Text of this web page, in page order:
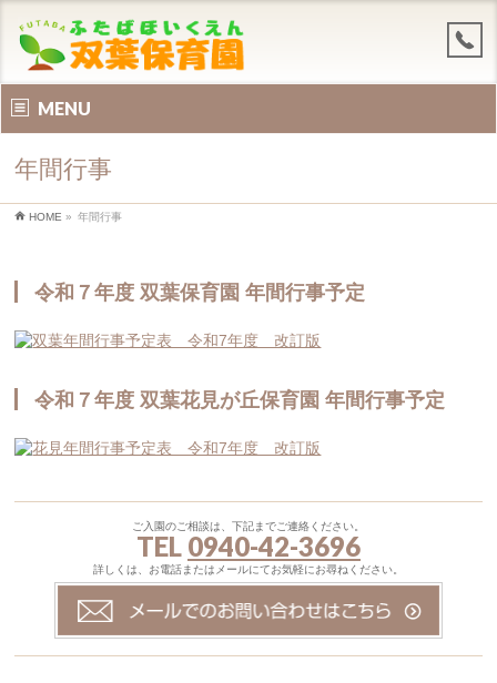
MENU
年間行事
HOME » 年間行事
令和７年度 双葉保育園 年間行事予定
令和７年度 双葉花見が丘保育園 年間行事予定
ご入園のご相談は、下記までご連絡ください。
TEL 0940-42-3696
詳しくは、お電話またはメールにてお気軽にお尋ねください。